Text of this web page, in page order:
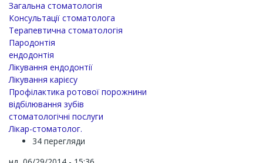
Загальна стоматологія
Консультації стоматолога
Терапевтична стоматологія
Пародонтія
ендодонтія
Лікування ендодонтії
Лікування карієсу
Профілактика ротової порожнини
відбілювання зубів
стоматологічні послуги
Лікар-стоматолог.
34 перегляди